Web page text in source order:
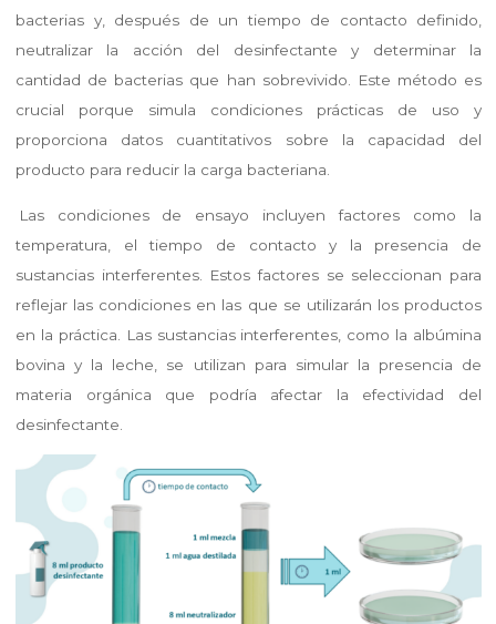
bacterias y, después de un tiempo de contacto definido,
neutralizar la acción del desinfectante y determinar la
cantidad de bacterias que han sobrevivido. Este método es
crucial porque simula condiciones prácticas de uso y
proporciona datos cuantitativos sobre la capacidad del
producto para reducir la carga bacteriana.
Las condiciones de ensayo incluyen factores como la
temperatura, el tiempo de contacto y la presencia de
sustancias interferentes. Estos factores se seleccionan para
reflejar las condiciones en las que se utilizarán los productos
en la práctica. Las sustancias interferentes, como la albúmina
bovina y la leche, se utilizan para simular la presencia de
materia orgánica que podría afectar la efectividad del
desinfectante.